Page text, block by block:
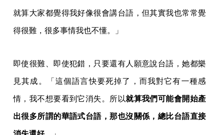
就算大家都覺得我好像很會講台語，但其實我也常常覺
得很難，很多事情我也不懂。」
即使很難、即使犯錯，只要還有人願意說台語，她都樂
見其成。「這個語言快要死掉了，而我對它有一種感
情，我不想要看到它消失。所以就算我們可能會開始產
出很多所謂的華語式台語，那也沒關係，總比台語直接